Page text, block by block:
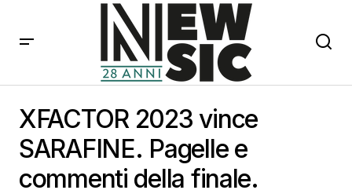
della finale.
XFACTOR 2023 vince
SARAFINE. Pagelle e
commenti della finale.